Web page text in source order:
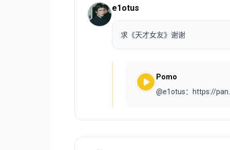
e1otus
求《天才女友》谢谢
Pomo
@e1otus：https://